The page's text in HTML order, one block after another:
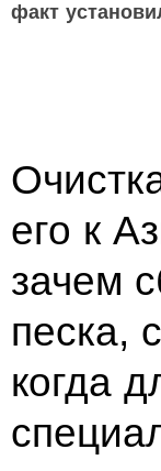
факт
его к
зачем
песка,
когда